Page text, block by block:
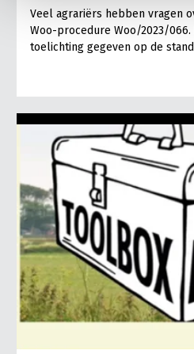
Veel agrariërs hebben vragen
Woo-procedure Woo/2023/
toelichting gegeven op de